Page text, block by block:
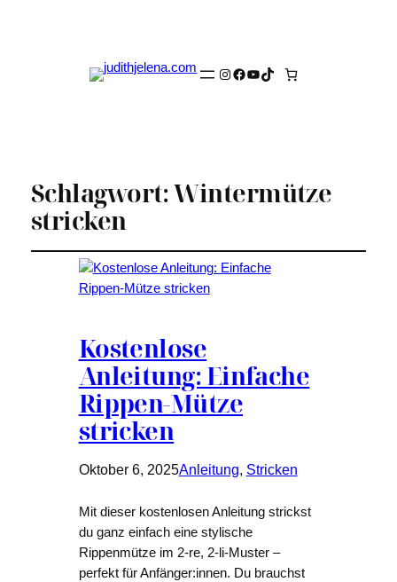
Instagram
Facebook
YouTube
TikTok
Schlagwort:Wintermütze
stricken
Kostenlose
Anleitung: Einfache
Rippen-Mütze
stricken
Oktober 6, 2025Anleitung, Stricken
Mit dieser kostenlosen Anleitung strickst
du ganz einfach eine stylische
Rippenmütze im 2-re, 2-li-Muster –
perfekt für Anfänger:innen. Du brauchst